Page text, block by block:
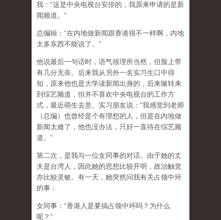
我：“这是中央电视台安排的，我原来申请的是新
闻频道。”
总编辑：“在内地做新闻跟香港很不一样啊，内地
太多东西不能说了。”
他说最后一句话时，语气很理所当然，但脸上带
有几分无奈。后来我从另外一名实习生口中得
知，原来他也是大学读新闻出身的，后来辗转来
到综艺频道，但并不喜欢中央电视台的工作方
式，最近萌生去意。实习朋友说：“我感觉到老师
（总编）也曾经是个有理想的人，但是在内地做
新闻太难了，他也没办法，只好一直待在综艺频
道。”
第二次，是我与一位女同事的对话。由于她的丈
夫是台湾人，因此她的思想比较开明，政治触觉
亦比较灵敏。有一天，她突然问我有关占领中环
的事：
女同事：“香港人是要搞占领中环吗？为什么
呢？”